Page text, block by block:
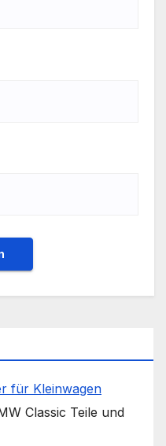
für Kleinwagen
Classic Teile und